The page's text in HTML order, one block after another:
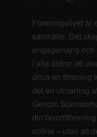
Föreningslivet är
samhälle. Det
engagemang
i alla åldrar att
driva en förening
det en utmaning
Genom
din
online – utan att